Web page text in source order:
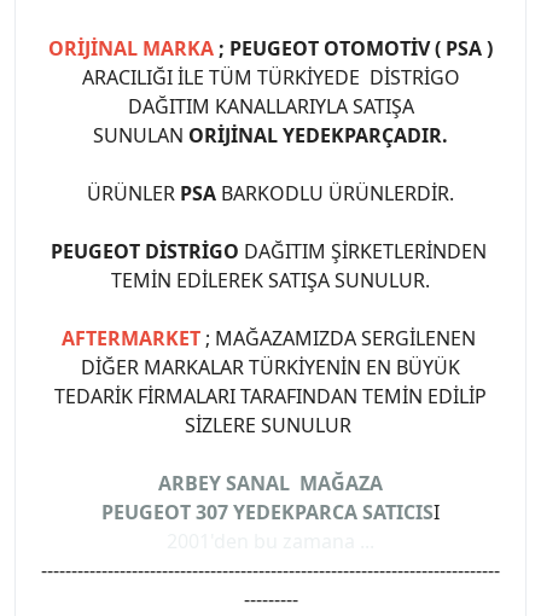
ORİJİNAL MARKA ; PEUGEOT OTOMOTİV ( PSA )
ARACILIĞI İLE TÜM TÜRKİYEDE DİSTRİGO
DAĞITIM KANALLARIYLA SATIŞA
SUNULAN ORİJİNAL YEDEKPARÇADIR.
ÜRÜNLER PSA BARKODLU ÜRÜNLERDİR.
PEUGEOT DİSTRİGO DAĞITIM ŞİRKETLERİNDEN
TEMİN EDİLEREK SATIŞA SUNULUR.
AFTERMARKET ; MAĞAZAMIZDA SERGİLENEN
DİĞER MARKALAR TÜRKİYENİN EN BÜYÜK
TEDARİK FİRMALARI TARAFINDAN TEMİN EDİLİP
SİZLERE SUNULUR
ARBEY SANAL MAĞAZA
PEUGEOT 307 YEDEKPARCA SATICISI
----------------------------------------------------------------------------
---------